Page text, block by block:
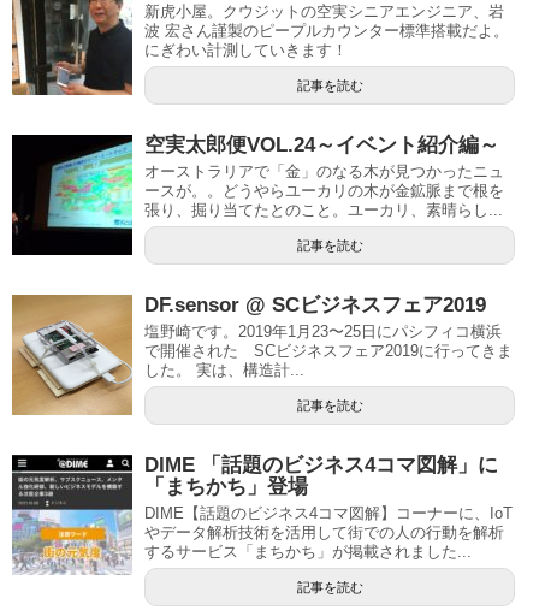
新虎小屋。クウジットの空実シニアエンジニア、岩
波 宏さん謹製のピープルカウンター標準搭載だよ。
にぎわい計測していきます！
記事を読む
空実太郎便VOL.24～イベント紹介編～
オーストラリアで「金」のなる木が見つかったニュ
ースが。。どうやらユーカリの木が金鉱脈まで根を
張り、掘り当てたとのこと。ユーカリ、素晴らし...
記事を読む
DF.sensor @ SCビジネスフェア2019
塩野崎です。2019年1月23〜25日にパシフィコ横浜
で開催された SCビジネスフェア2019に行ってきま
した。 実は、構造計...
記事を読む
DIME 「話題のビジネス4コマ図解」に
「まちかち」登場
DIME【話題のビジネス4コマ図解】コーナーに、IoT
やデータ解析技術を活用して街での人の行動を解析
するサービス「まちかち」が掲載されました...
記事を読む